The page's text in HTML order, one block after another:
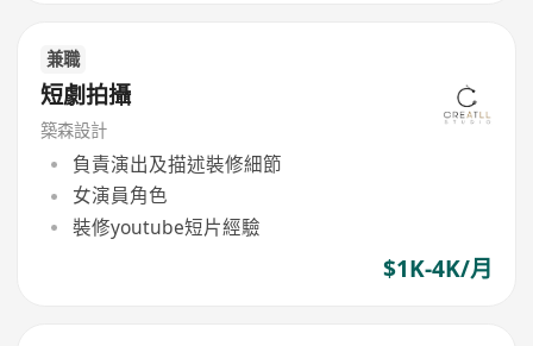
兼職
短劇拍攝
築森設計
負責演出及描述裝修細節
女演員角色
裝修youtube短片經驗
$1K-4K/月